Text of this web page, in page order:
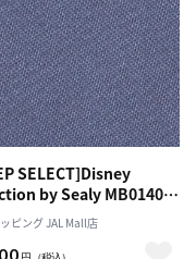
SELECT]Disney
by Sealy MB0140
（ボックスシー
セミダブル〕 ブルーグレ
ピング JAL Mall店